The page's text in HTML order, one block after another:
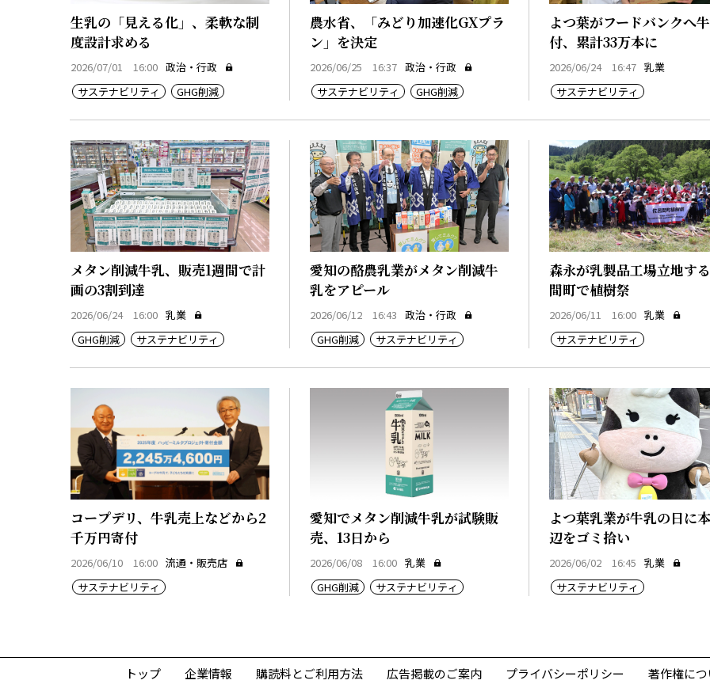
生乳の「見える化」、柔軟な制
度設計求める
2026/07/01 16:00 政治・行政
サステナビリティ
GHG削減
農水省、「みどり加速化GXプラ
ン」を決定
2026/06/25 16:37 政治・行政
サステナビリティ
GHG削減
よつ葉がフードバンクへ
付、累計33万本に
2026/06/24 16:47 乳業
サステナビリティ
メタン削減牛乳、販売1週間で計
画の3割到達
2026/06/24 16:00 乳業
GHG削減
サステナビリティ
愛知の酪農乳業がメタン削減牛
乳をアピール
2026/06/12 16:43 政治・行政
GHG削減
サステナビリティ
森永が乳製品工場立地す
間町で植樹祭
2026/06/11 16:00 乳業
サステナビリティ
コープデリ、牛乳売上などから2
千万円寄付
2026/06/10 16:00 流通・販売店
サステナビリティ
愛知でメタン削減牛乳が試験販
売、13日から
2026/06/08 16:00 乳業
GHG削減
サステナビリティ
よつ葉乳業が牛乳の日に
辺をゴミ拾い
2026/06/02 16:45 乳業
サステナビリティ
トップ 企業情報 購読料とご利用方法 広告掲載のご案内 プライバシーポリシー 著作権に